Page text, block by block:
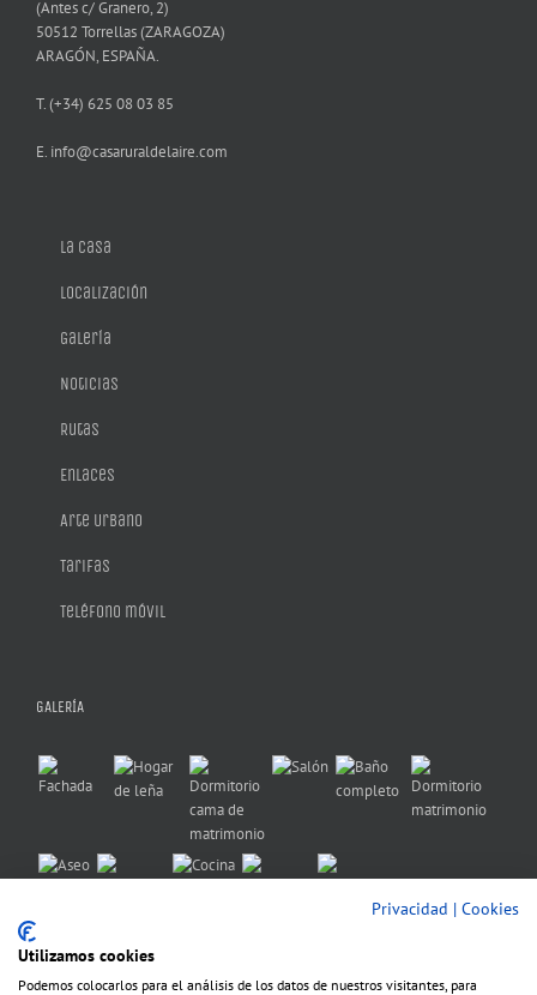
(Antes c/ Granero, 2)
50512 Torrellas (ZARAGOZA)
ARAGÓN, ESPAÑA.
T. (+34) 625 08 03 85
E. info@casaruraldelaire.com
La casa
Localización
Galería
Noticias
Rutas
Enlaces
Arte Urbano
Tarifas
Teléfono móvil
GALERÍA
Privacidad | Cookies
Utilizamos cookies
Podemos colocarlos para el análisis de los datos de nuestros visitantes, para